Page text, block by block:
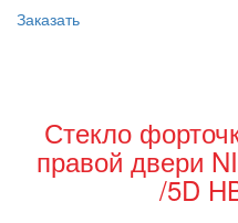
Заказать
Стекло
правой двери
/5D